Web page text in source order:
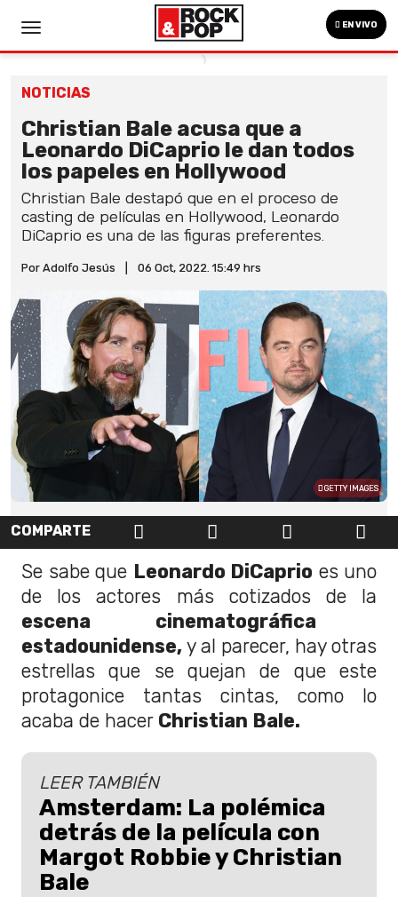
EN VIVO
NOTICIAS
Christian Bale acusa que a
Leonardo DiCaprio le dan todos
los papeles en Hollywood
Christian Bale destapó que en el proceso de
casting de películas en Hollywood, Leonardo
DiCaprio es una de las figuras preferentes.
Por Adolfo Jesús 06 Oct, 2022. 15:49 hrs
GETTY IMAGES
COMPARTE
Se sabe que Leonardo DiCaprio es uno
de los actores más cotizados de la
escena cinematográfica
estadounidense, y al parecer, hay otras
estrellas que se quejan de que este
protagonice tantas cintas, como lo
acaba de hacer Christian Bale.
LEER TAMBIÉN
Amsterdam: La polémica
detrás de la película con
Margot Robbie y Christian
Bale